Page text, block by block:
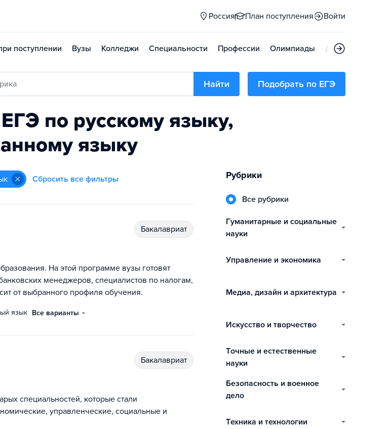
Россия План поступления Войти
поступлении Вузы Колледжи Специальности Профессии Олимпиады Дни открытых
Найти Подобрать по ЕГЭ
по русскому языку,
языку
Сбросить все фильтры
бакалавриат
На этой программе вузы готовят
менеджеров, специалистов по налогам,
от выбранного профиля обучения.
язык Все варианты
бакалавриат
специальностей, которые стали
управленческие, социальные и
Рубрики
Все рубрики
гуманитарные и социальные
науки
управление и экономика
медиа, дизайн и архитектура
искусство и творчество
точные и естественные
науки
безопасность и военное
дело
техника и технологии